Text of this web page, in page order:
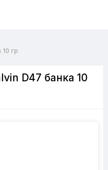
гр
D47 банка 10